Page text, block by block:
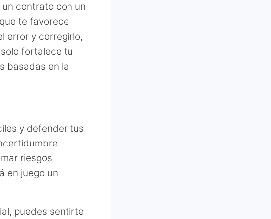
contrato con un
te favorece
error y corregirlo,
fortalece tu
basadas en la
y defender tus
riesgos
en juego un
puedes sentirte